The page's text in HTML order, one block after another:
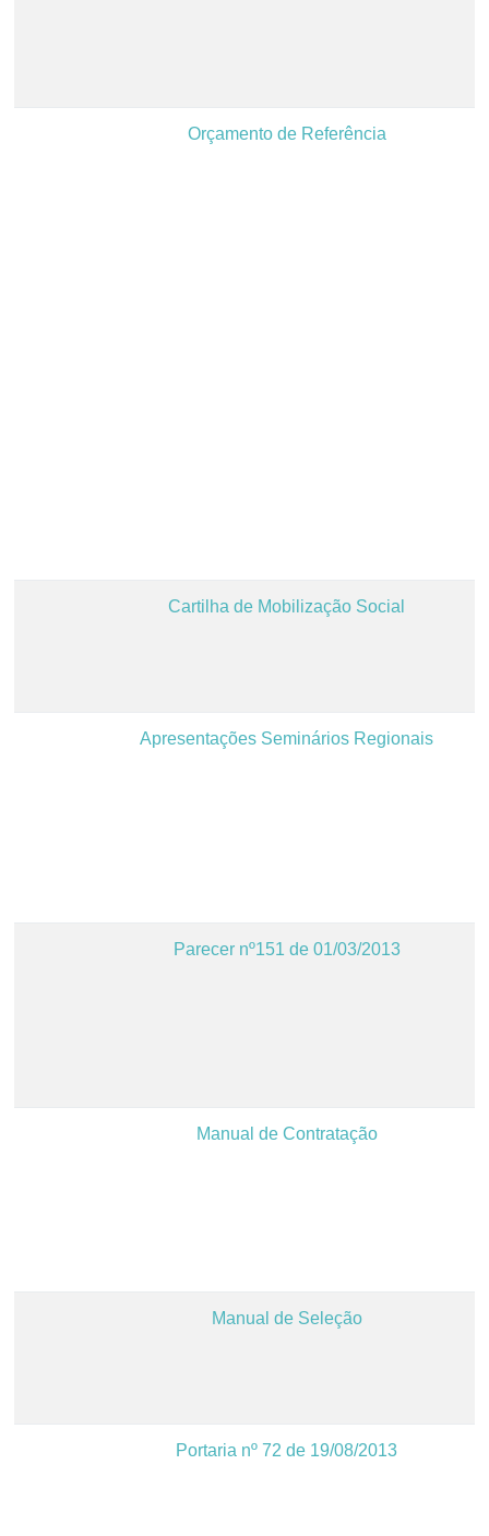
Orçamento de Referência
Cartilha de Mobilização Social
Apresentações Seminários Regionais
Parecer nº151 de 01/03/2013
Manual de Contratação
Manual de Seleção
Portaria nº 72 de 19/08/2013